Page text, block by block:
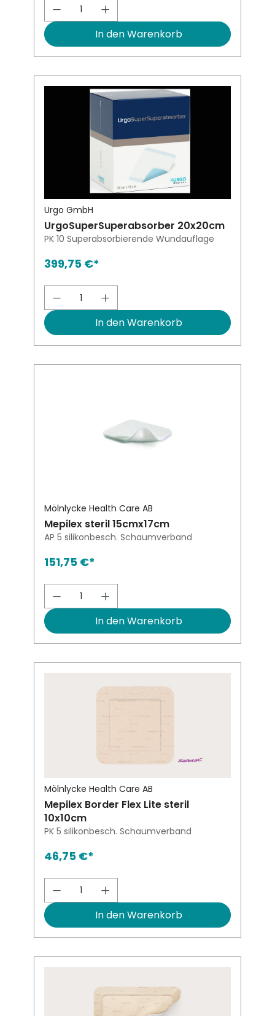
Produkt Anzahl: Gib den
In den Warenkorb
Urgo GmbH
UrgoSuperSuperabsorber 20x20cm
PK 10 Superabsorbierende Wundauflage
399,75 €*
Produkt Anzahl: Gib den
In den Warenkorb
Mölnlycke Health Care AB
Mepilex steril 15cmx17cm
AP 5 silikonbesch. Schaumverband
151,75 €*
Produkt Anzahl: Gib den
In den Warenkorb
Mölnlycke Health Care AB
Mepilex Border Flex Lite steril
10x10cm
PK 5 silikonbesch. Schaumverband
46,75 €*
Produkt Anzahl: Gib den
In den Warenkorb